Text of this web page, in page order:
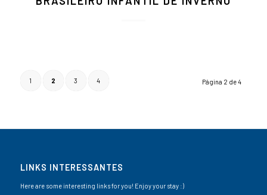
Página 2 de 4
1 2 3 4
LINKS INTERESSANTES
Here are some interesting links for you! Enjoy your stay :)